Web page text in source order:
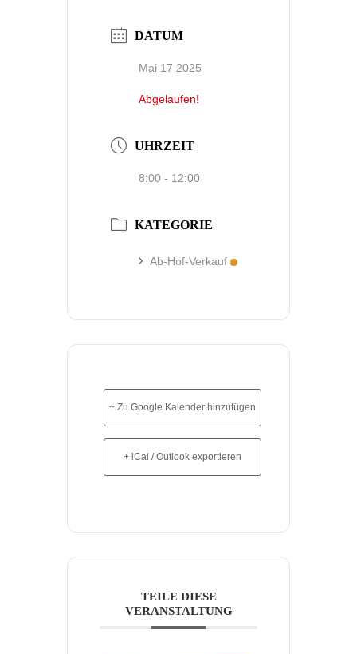
DATUM
Mai 17 2025
Abgelaufen!
UHRZEIT
8:00 - 12:00
KATEGORIE
Ab-Hof-Verkauf
+ Zu Google Kalender hinzufügen
+ iCal / Outlook exportieren
TEILE DIESE
VERANSTALTUNG